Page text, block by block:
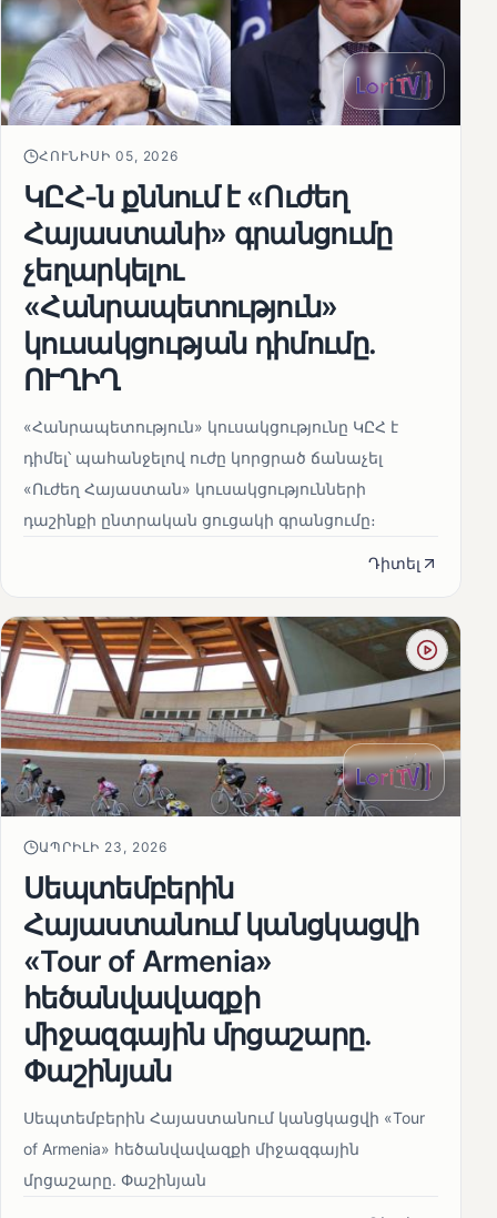
ՀՈՒՆԻՍԻ 05, 2026
ԿԸՀ-ն քննում է «Ուժեղ
Հայաստանի» գրանցումը
չեղարկելու
«Հանրապետություն»
կուսակցության դիմումը.
ՈՒՂԻՂ
«Հանրապետություն» կուսակցությունը ԿԸՀ է
դիմել՝ պահանջելով ուժը կորցրած ճանաչել
«Ուժեղ Հայաստան» կուսակցությունների
դաշինքի ընտրական ցուցակի գրանցումը։
Դիտել
ԱՊՐԻԼԻ 23, 2026
Սեպտեմբերին
Հայաստանում կանցկացվի
«Tour of Armenia»
հեծանվավազքի
միջազգային մրցաշարը.
Փաշինյան
Սեպտեմբերին Հայաստանում կանցկացվի «Tour
of Armenia» հեծանվավազքի միջազգային
մրցաշարը. Փաշինյան